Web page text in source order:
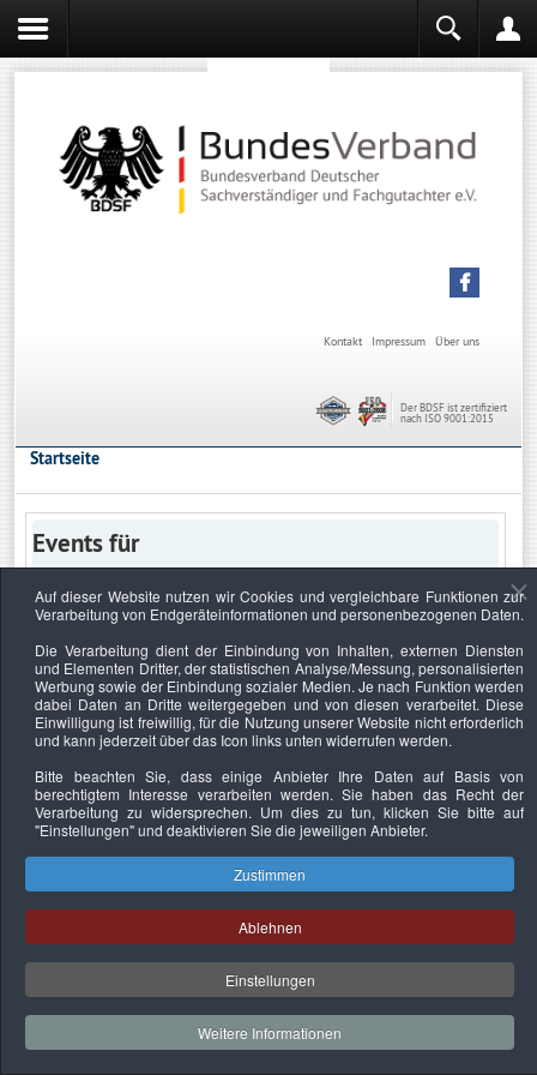
Über uns
Impressum
Kontakt
Der BDSF ist zertifiziert
nach ISO 9001:2015
Startseite
Events für
Keine Termine
Datenschutzerklärung Urheberrechtsnachweise Nachhaltigkeit
Copyright © 2026. Bundesverband Deutscher
Sachverständiger und Fachgutachter e.V..
Auf dieser Website nutzen wir Cookies und vergleichbare Funktionen zur
Verarbeitung von Endgeräteinformationen und personenbezogenen Daten.
Die Verarbeitung dient der Einbindung von Inhalten, externen Diensten
und Elementen Dritter, der statistischen Analyse/Messung, personalisierten
Werbung sowie der Einbindung sozialer Medien. Je nach Funktion werden
dabei Daten an Dritte weitergegeben und von diesen verarbeitet. Diese
Einwilligung ist freiwillig, für die Nutzung unserer Website nicht erforderlich
und kann jederzeit über das Icon links unten widerrufen werden.
Bitte beachten Sie, dass einige Anbieter Ihre Daten auf Basis von
berechtigtem Interesse verarbeiten werden. Sie haben das Recht der
Verarbeitung zu widersprechen. Um dies zu tun, klicken Sie bitte auf
"Einstellungen"und deaktivieren Sie die jeweiligen Anbieter.
Zustimmen
Ablehnen
Einstellungen
Weitere Informationen